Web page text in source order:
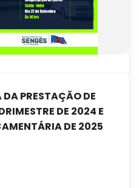
PRESTAÇÃO DE
DE 2024 E
DE 2025